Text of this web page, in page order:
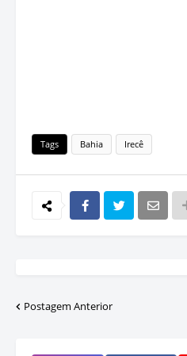
Tags Bahia Irecê
Postagem Anterior